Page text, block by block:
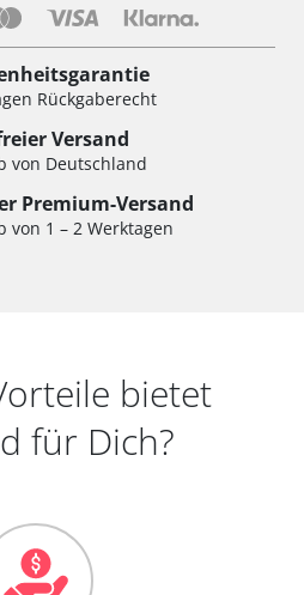
Rückgaberecht
Versand
von Deutschland
Premium-Versand
von 1 – 2 Werktagen
bietet
für Dich?